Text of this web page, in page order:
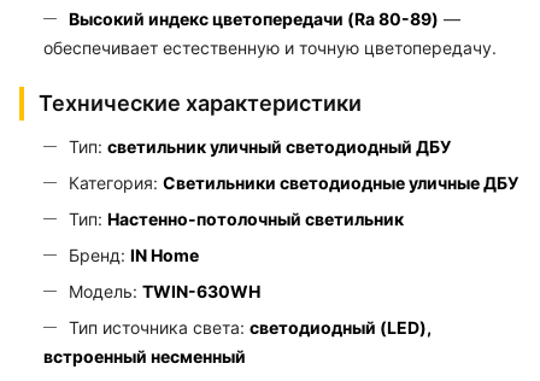
Высокий индекс цветопередачи (Ra 80-89) —
обеспечивает естественную и точную цветопередачу.
Технические характеристики
Тип: светильник уличный светодиодный ДБУ
Категория: Светильники светодиодные уличные ДБУ
Тип: Настенно-потолочный светильник
Бренд: IN Home
Модель: TWIN-630WH
Тип источника света: светодиодный (LED),
встроенный несменный